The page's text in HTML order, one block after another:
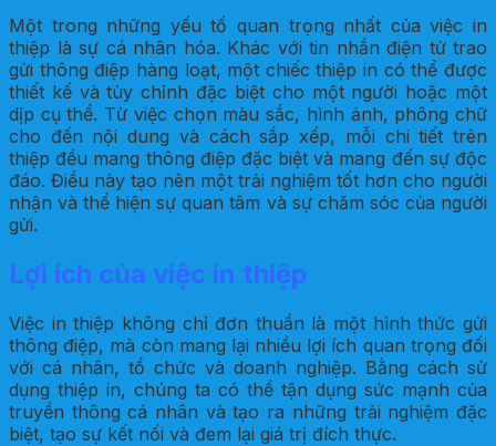
Một trong những yếu tố quan trọng nhất của việc in
thiệp là sự cá nhân hóa. Khác với tin nhắn điện tử trao
gửi thông điệp hàng loạt, một chiếc thiệp in có thể được
thiết kế và tùy chỉnh đặc biệt cho một người hoặc một
dịp cụ thể. Từ việc chọn màu sắc, hình ảnh, phông chữ
cho đến nội dung và cách sắp xếp, mỗi chi tiết trên
thiệp đều mang thông điệp đặc biệt và mang đến sự độc
đáo. Điều này tạo nên một trải nghiệm tốt hơn cho người
nhận và thể hiện sự quan tâm và sự chăm sóc của người
gửi.
Lợi ích của việc in thiệp
Việc in thiệp không chỉ đơn thuần là một hình thức gửi
thông điệp, mà còn mang lại nhiều lợi ích quan trọng đối
với cá nhân, tổ chức và doanh nghiệp. Bằng cách sử
dụng thiệp in, chúng ta có thể tận dụng sức mạnh của
truyền thông cá nhân và tạo ra những trải nghiệm đặc
biệt, tạo sự kết nối và đem lại giá trị đích thực.